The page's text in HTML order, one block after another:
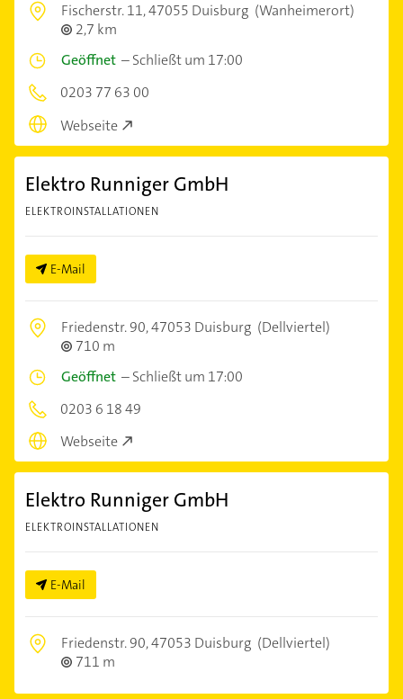
Fischerstr. 11,47055 Duisburg (Wanheimerort)
2,7 km
Geöffnet –Schließt um 17:00
0203 77 63 00
Webseite
Elektro Runniger GmbH
ELEKTROINSTALLATIONEN
E-Mail
Friedenstr. 90,47053 Duisburg (Dellviertel)
710 m
Geöffnet –Schließt um 17:00
0203 6 18 49
Webseite
Elektro Runniger GmbH
ELEKTROINSTALLATIONEN
E-Mail
Friedenstr. 90,47053 Duisburg (Dellviertel)
711 m